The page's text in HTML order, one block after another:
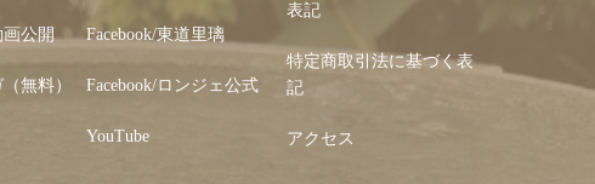
画公開
無料）
Facebook/東道里璃
Facebook/ロンジェ公式
YouTube
表記
特定商取引法に基づく表
記
アクセス